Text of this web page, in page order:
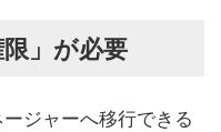
」が必要
ジャーへ移行できる